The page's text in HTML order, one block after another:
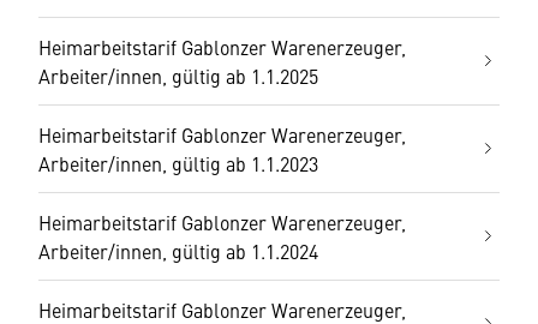
Heimarbeitstarif Gablonzer Warenerzeuger,
Arbeiter/innen, gültig ab 1.1.2025
Heimarbeitstarif Gablonzer Warenerzeuger,
Arbeiter/innen, gültig ab 1.1.2023
Heimarbeitstarif Gablonzer Warenerzeuger,
Arbeiter/innen, gültig ab 1.1.2024
Heimarbeitstarif Gablonzer Warenerzeuger,